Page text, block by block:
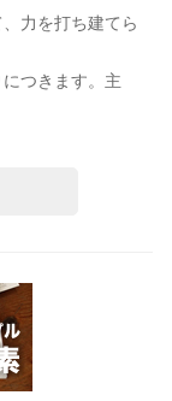
力を打ち建てら
つきます。主